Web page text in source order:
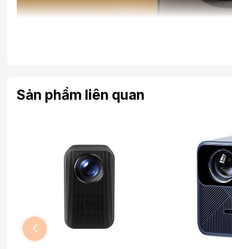
Ngoài thiết kế nhỏ gọn, máy còn được tối ưu để sử
nghiêng, L1 vẫn đảm bảo hình ảnh sắc nét nhờ tính
Hình ảnh sắc nét, chân thực
Sức mạnh hiển thị của Xiaomi Smart Projector L1
Điều này mang đến trải nghiệm xem phim với hình
Sản phẩm liên quan